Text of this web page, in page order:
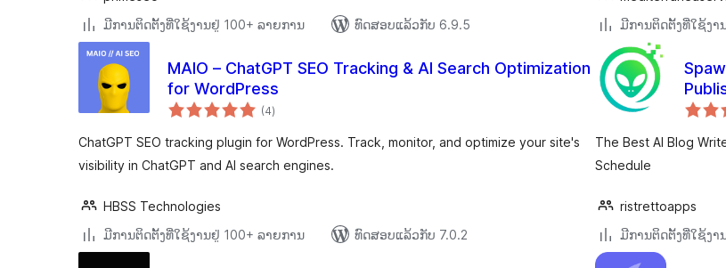
ມີການຕິດຕັ້ງທີ່ໃຊ້ງານຢູ່ 100+ ລາຍການ
ທົດສອບແລ້ວກັບ 6.9.5
ມີການຕິດຕັ້ງທີ່ໃຊ້ງາ
MAIO – ChatGPT SEO Tracking & AI Search Optimization
for WordPress
(4ຄະແນນ
ທັງໝົດ
)
ChatGPT SEO tracking plugin for WordPress. Track, monitor, and optimize your site's
visibility in ChatGPT and AI search engines.
HBSS Technologies
ມີການຕິດຕັ້ງທີ່ໃຊ້ງານຢູ່ 100+ ລາຍການ
ທົດສອບແລ້ວກັບ 7.0.2
The Best AI Blog
Schedule
ristrettoapps
ມີການຕິດຕັ້ງທີ່ໃຊ້ງາ